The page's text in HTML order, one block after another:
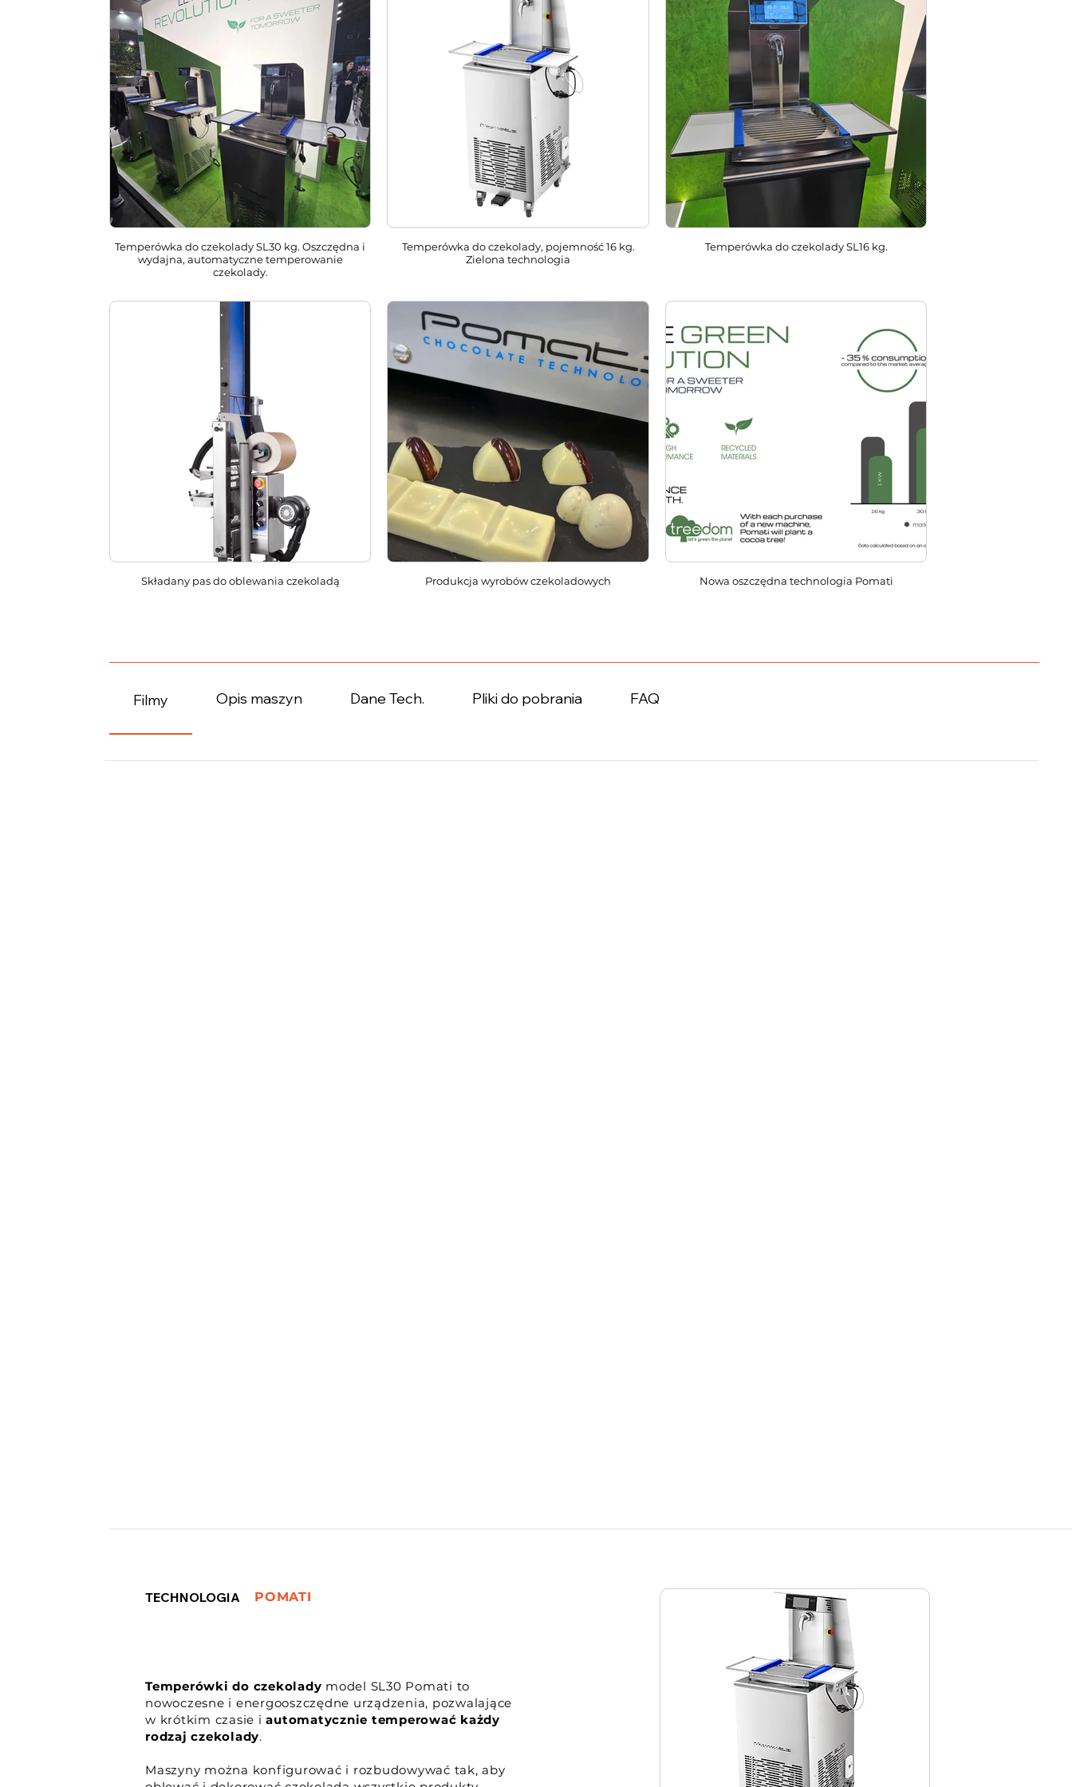
Temperówka do czekolady SL30 kg. Oszczędna i
wydajna, automatyczne temperowanie
czekolady.
Temperówka do czekolady, pojemność 16 kg.
Zielona technologia
Temperówka do czekolady SL16 kg.
Składany pas do oblewania czekoladą Produkcja wyrobów czekoladowych Nowa oszczędna technologia Pomati
Filmy Opis maszyn Dane Tech. Pliki do pobrania FAQ
TECHNOLOGIA POMATI
Temperówki do czekolady model SL30 Pomati to
nowoczesne i energooszczędne urządzenia, pozwalające
w krótkim czasie iautomatycznie temperować każdy
rodzaj czekolady.
Maszyny można konfigurować i rozbudowywać tak, aby